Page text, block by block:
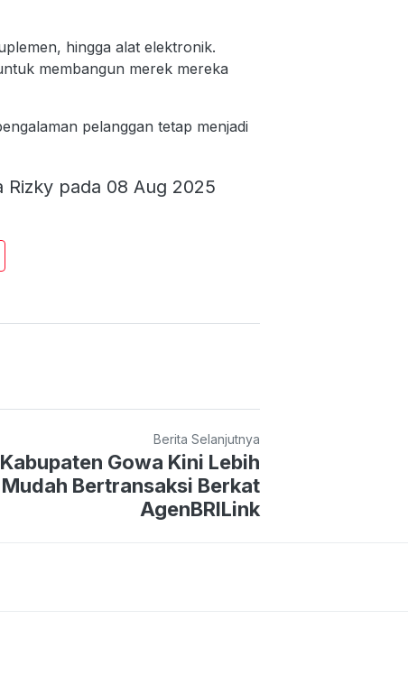
hingga alat elektronik.
membangun merek mereka
pelanggan tetap menjadi
Rizky pada 08 Aug 2025
Berita Selanjutnya
Gowa Kini Lebih
Mudah Bertransaksi Berkat
AgenBRILink